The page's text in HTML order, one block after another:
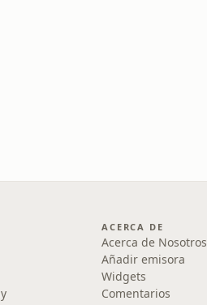
ACERCA DE
Acerca de Nosotros
Añadir emisora
Widgets
Comentarios